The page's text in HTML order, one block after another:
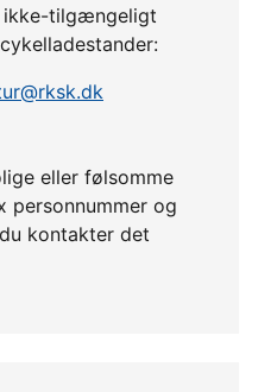
ikke-tilgængeligt
eller følsomme
personnummer og
kontakter det